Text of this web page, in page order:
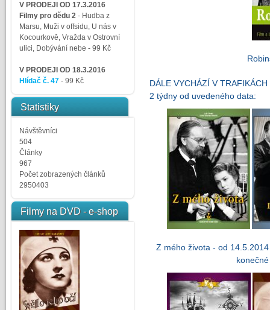
V PRODEJI OD 17.3.2016
Filmy pro dědu 2- Hudba z
Marsu, Muži v offsidu, U nás v
Kocourkově, Vražda v Ostrovní
ulici, Dobývání nebe - 99 Kč
V PRODEJI OD 18.3.2016
Hlídač č. 47- 99 Kč
Statistiky
Návštěvníci
504
Články
967
Počet zobrazených článků
2950403
Filmy na DVD - e-shop
DÁLE VYCHÁZÍ V
2 týdny od uvedeného data:
Z mého života - od